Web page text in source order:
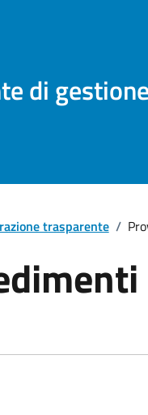
di
trasparente /